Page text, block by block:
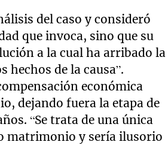
del caso y consideró
que invoca, sino que su
a la cual ha arribado la
hechos de la causa”.
económica
dejando fuera la etapa de
“Se trata de una única
matrimonio y sería ilusorio